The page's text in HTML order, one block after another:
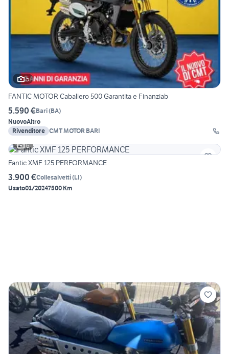
5
FANTIC MOTOR Caballero 500 Garantita e Finanziab
5.590 €Bari(BA)
NuovoAltro
Rivenditore CMT MOTOR BARI
6
Fantic XMF 125 PERFORMANCE
3.900 €Collesalvetti(LI)
Usato01/20247500 Km